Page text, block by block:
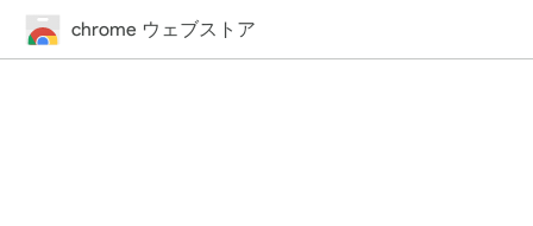
chrome ウェブストア